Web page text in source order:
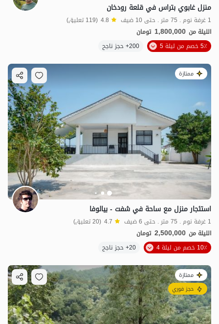
منزل غابوي بتراس في قلعة رودخان
1 غرفة نوم . 75 متر . حتى 10 ضيف 4.8 (119 تعليق)
الليلة من 1,800,000 تومان
5٪ خصم من ليلة 5
200+ حجز ناجح
ممتازة
استئجار منزل مع ساحة في شفت - بيالوفا
1 غرفة نوم . 75 متر . حتى 6 ضيف 4.7 (20 تعليق)
الليلة من 2,500,000 تومان
10٪ خصم من ليلة 4
20+ حجز ناجح
ممتازة
حجز فوري